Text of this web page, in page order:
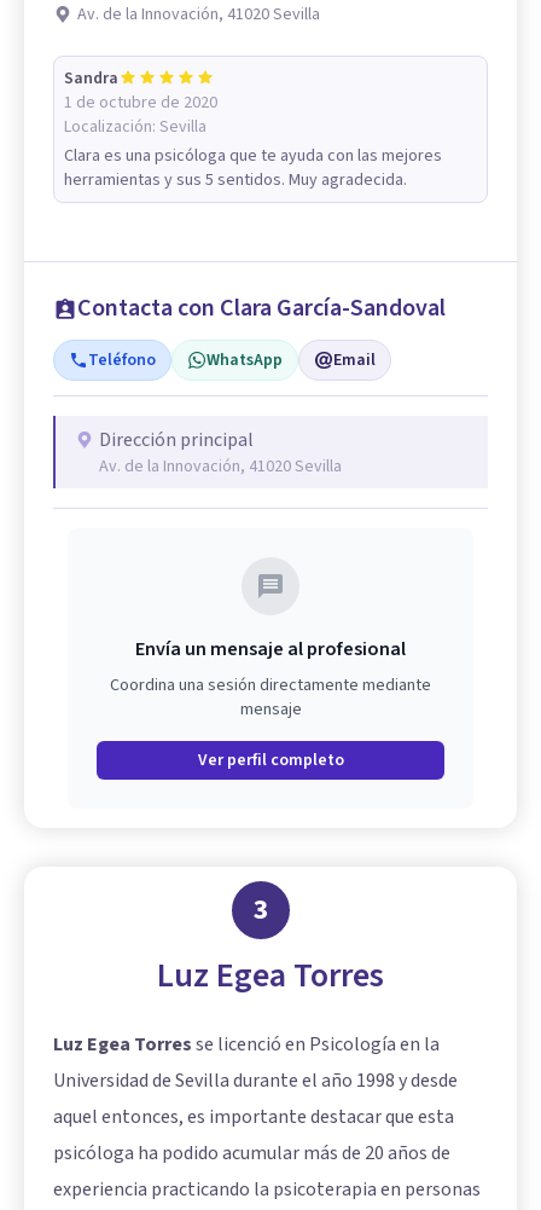
Av. de la Innovación, 41020 Sevilla
Sandra
1 de octubre de 2020
Localización: Sevilla
Clara es una psicóloga que te ayuda con las mejores
herramientas y sus 5 sentidos. Muy agradecida.
Contacta con Clara García-Sandoval
Teléfono WhatsApp Email
Dirección principal
Av. de la Innovación, 41020 Sevilla
Envía un mensaje al profesional
Coordina una sesión directamente mediante
mensaje
Ver perfil completo
3
Luz Egea Torres
Luz Egea Torresse licenció en Psicología en la
Universidad de Sevilla durante el año 1998 y desde
aquel entonces, es importante destacar que esta
psicóloga ha podido acumular más de 20 años de
experiencia practicando la psicoterapia en personas